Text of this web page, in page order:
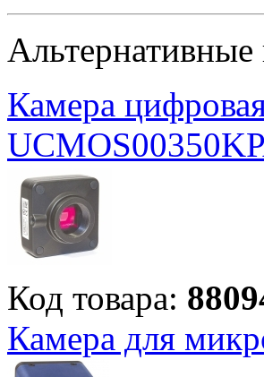
Альтернативные
Камера
Код товара:
Камера для